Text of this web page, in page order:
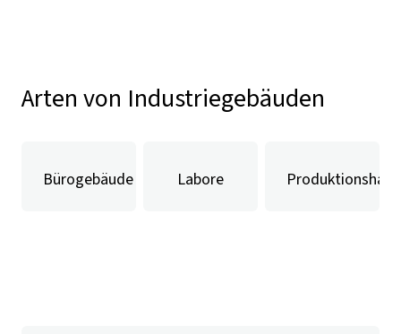
Arten von Industriegebäuden
Bürogebäude Labore